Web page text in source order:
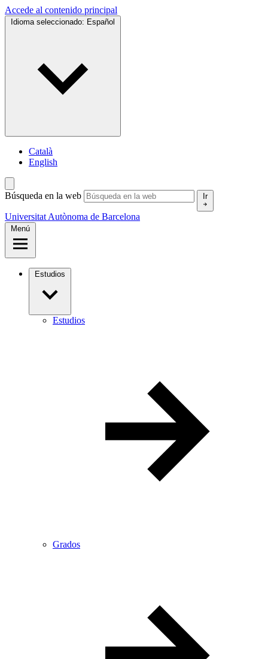
Accede al contenido principal
Idioma seleccionado: Español
Català
English
Búsqueda en la web Ir
Universitat Autònoma de Barcelona
Menú
Estudios
Estudios
Grados